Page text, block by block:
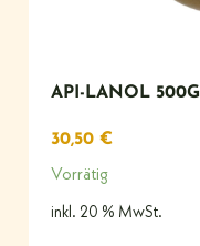
API-LANOL 500G
30,50 €
Vorrätig
inkl. 20 % MwSt.